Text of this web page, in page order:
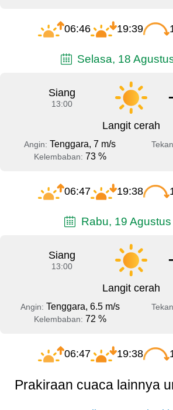
06:46 19:39
Selasa, 18
Siang
13:00
Langit cerah
Angin: Tenggara, 7 m/s
Kelembaban: 73 %
06:47 19:38
Rabu, 19
Siang
13:00
Langit cerah
Angin: Tenggara, 6.5 m/s
Kelembaban: 72 %
06:47 19:38
Prakiraan cuaca lainnya